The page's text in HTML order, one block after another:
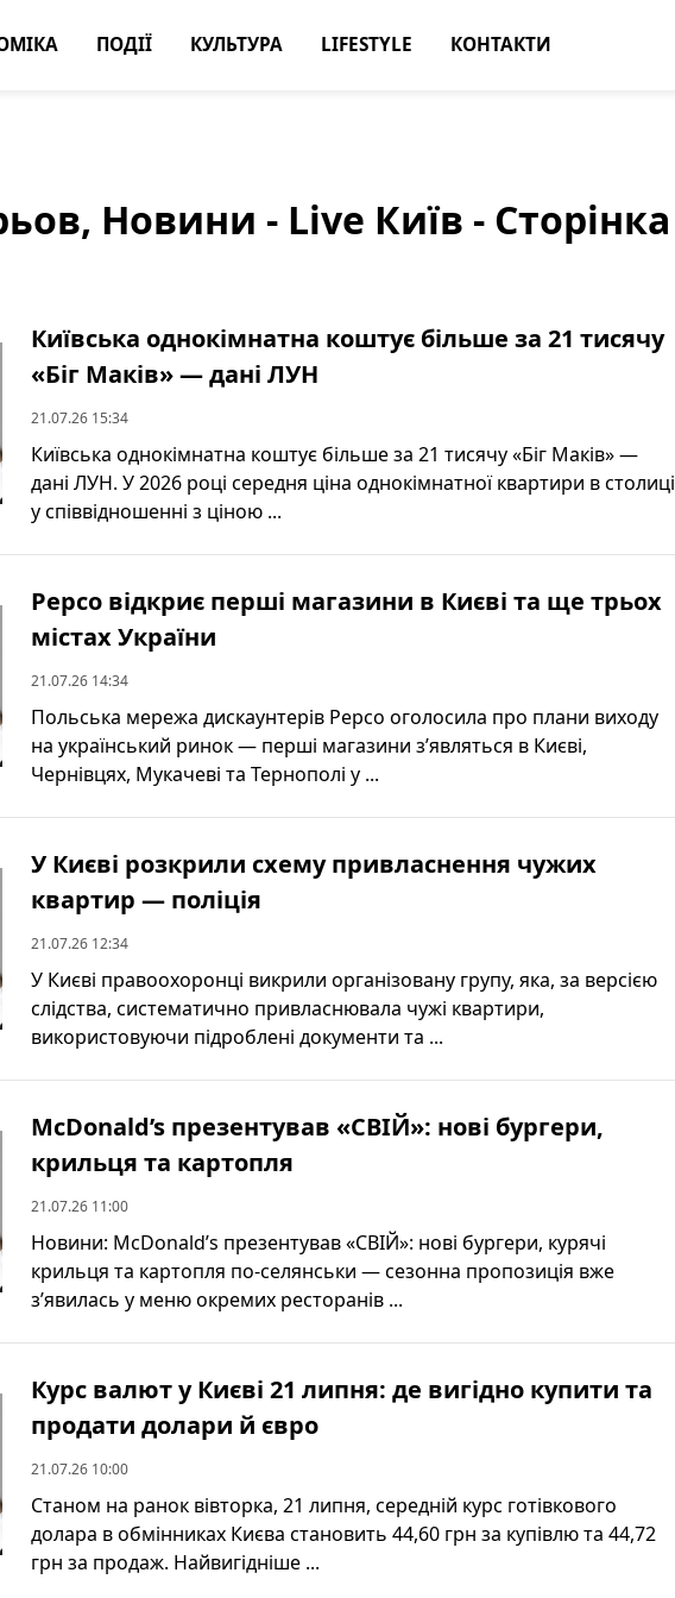
ПОДІЇ КУЛЬТУРА LIFESTYLE КОНТАКТИ
Новини - Live Київ - Сторінка
Київська однокімнатна коштує більше за 21 тисячу
«Біг Маків» — дані ЛУН
21.07.26 15:34
Київська однокімнатна коштує більше за 21 тисячу «Біг Маків» —
дані ЛУН. У 2026 році середня ціна однокімнатної квартири в столиці
у співвідношенні з ціною ...
Pepco відкриє перші магазини в Києві та ще трьох
містах України
21.07.26 14:34
Польська мережа дискаунтерів Pepco оголосила про плани виходу
на український ринок — перші магазини з’являться в Києві,
Чернівцях, Мукачеві та Тернополі у ...
У Києві розкрили схему привласнення чужих
квартир — поліція
21.07.26 12:34
У Києві правоохоронці викрили організовану групу, яка, за версією
слідства, систематично привласнювала чужі квартири,
використовуючи підроблені документи та ...
McDonald’s презентував «СВІЙ»: нові бургери,
крильця та картопля
21.07.26 11:00
Новини: McDonald’s презентував «СВІЙ»: нові бургери, курячі
крильця та картопля по-селянськи — сезонна пропозиція вже
з’явилась у меню окремих ресторанів ...
Курс валют у Києві 21 липня: де вигідно купити та
продати долари й євро
21.07.26 10:00
Станом на ранок вівторка, 21 липня, середній курс готівкового
долара в обмінниках Києва становить 44,60 грн за купівлю та 44,72
грн за продаж. Найвигідніше ...